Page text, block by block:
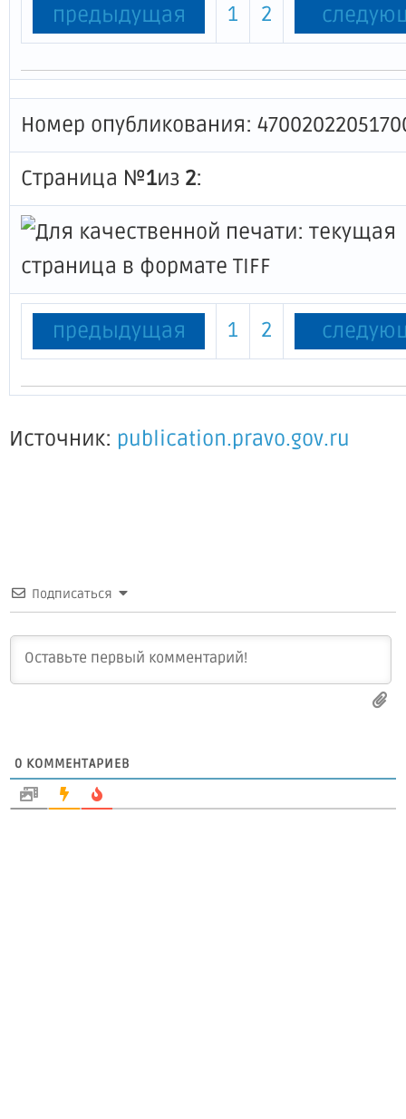
предыдущая 1 2
Номер опубликования:
Страница №1из 2:
предыдущая 1 2
Источник: publication.pravo.gov.ru
Подписаться
0 КОММЕНТАРИЕВ